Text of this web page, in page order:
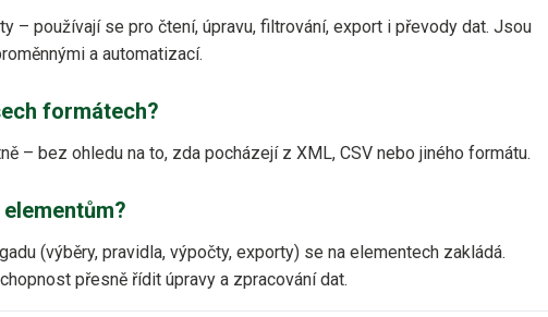
– používají se pro čtení, úpravu, filtrování, export i převody dat. Jsou
a automatizací.
formátech?
– bez ohledu na to, zda pocházejí z XML, CSV nebo jiného formátu.
(výběry, pravidla, výpočty, exporty) se na elementech zakládá.
přesně řídit úpravy a zpracování dat.